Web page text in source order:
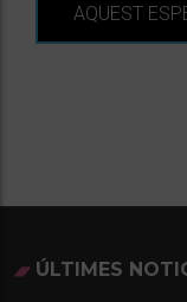
AQUEST
ÚLTIMES